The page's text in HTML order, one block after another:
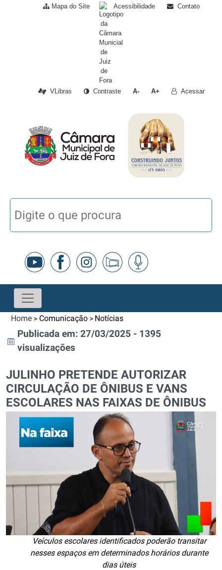
Mapa do Site Acessibilidade Contato
VLibras Contraste A- A+ Acessar
Home > Comunicação > Notícias
Publicada em: 27/03/2025 - 1395
visualizações
JULINHO PRETENDE AUTORIZAR
CIRCULAÇÃO DE ÔNIBUS E VANS
ESCOLARES NAS FAIXAS DE ÔNIBUS
Veículos escolares identificados poderão transitar
nesses espaços em determinados horários durante
dias úteis